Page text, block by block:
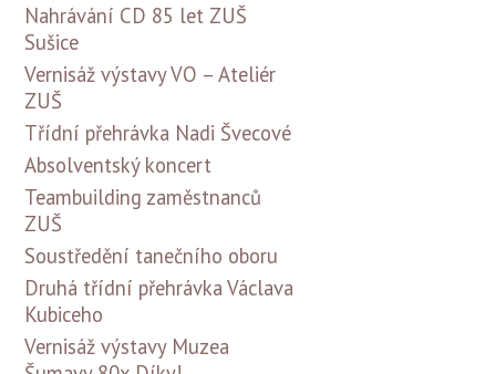
Nahrávání CD 85 let ZUŠ
Sušice
Vernisáž výstavy VO – Ateliér
ZUŠ
Třídní přehrávka Nadi Švecové
Absolventský koncert
Teambuilding zaměstnanců
ZUŠ
Soustředění tanečního oboru
Druhá třídní přehrávka Václava
Kubiceho
Vernisáž výstavy Muzea